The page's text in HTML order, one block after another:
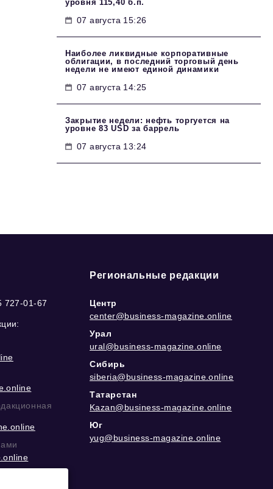
уровня 115,40 б.п.
07 августа 15:26
Наиболее ликвидные корпоративные
облигации, в последний торговый день
недели не имеют единой динамики
07 августа 14:25
Закрытие недели: нефть торгуется на
уровне 83 USD за баррель
07 августа 13:24
727-01-67
Региональные редакции
Центр
center@business-magazine.online
Урал
ural@business-magazine.online
Сибирь
siberia@business-magazine.online
Татарстан
Kazan@business-magazine.online
Юг
yug@business-magazine.online